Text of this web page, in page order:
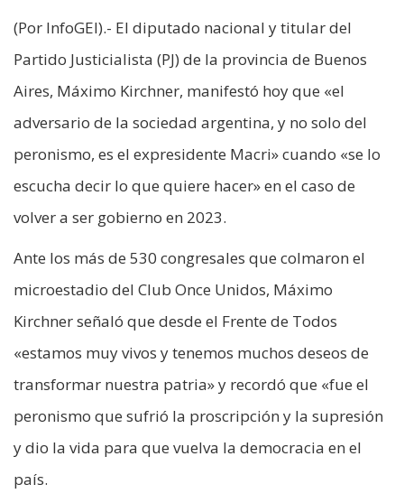
(Por InfoGEI).- El diputado nacional y titular del
Partido Justicialista (PJ) de la provincia de Buenos
Aires, Máximo Kirchner, manifestó hoy que «el
adversario de la sociedad argentina, y no solo del
peronismo, es el expresidente Macri» cuando «se lo
escucha decir lo que quiere hacer» en el caso de
volver a ser gobierno en 2023.
Ante los más de 530 congresales que colmaron el
microestadio del Club Once Unidos, Máximo
Kirchner señaló que desde el Frente de Todos
«estamos muy vivos y tenemos muchos deseos de
transformar nuestra patria» y recordó que «fue el
peronismo que sufrió la proscripción y la supresión
y dio la vida para que vuelva la democracia en el
país.